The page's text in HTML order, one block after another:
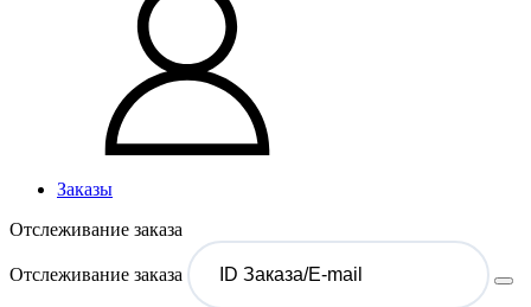
Заказы
Отслеживание заказа
Отслеживание заказа